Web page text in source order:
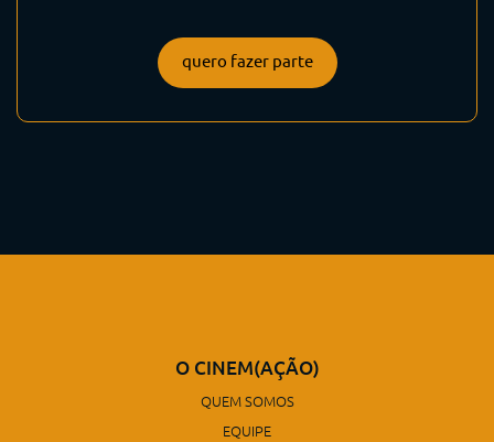
quero fazer parte
O CINEM(AÇÃO)
QUEM SOMOS
EQUIPE